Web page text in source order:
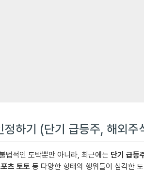
정하기 (단기 급등주, 해외주
법적인 도박뿐만 아니라, 최근에는 단기 급등
츠 토토 등 다양한 형태의 행위들이 심각한